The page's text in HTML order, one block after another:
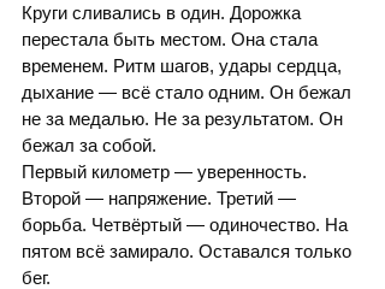
Круги сливались в один. Дорожка
перестала быть местом. Она стала
временем. Ритм шагов, удары сердца,
дыхание — всё стало одним. Он бежал
не за медалью. Не за результатом. Он
бежал за собой.
Первый километр — уверенность.
Второй — напряжение. Третий —
борьба. Четвёртый — одиночество. На
пятом всё замирало. Оставался только
бег.